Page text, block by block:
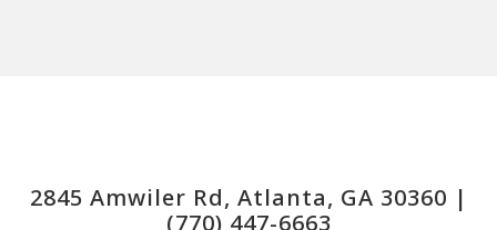
2845 Amwiler Rd, Atlanta, GA 30360 |
(770) 447-6663